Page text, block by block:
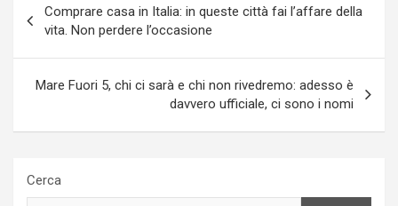
articoli
Comprare casa in Italia: in queste città fai l’affare della
vita. Non perdere l’occasione
Mare Fuori 5, chi ci sarà e chi non rivedremo: adesso è
davvero ufficiale, ci sono i nomi
Cerca